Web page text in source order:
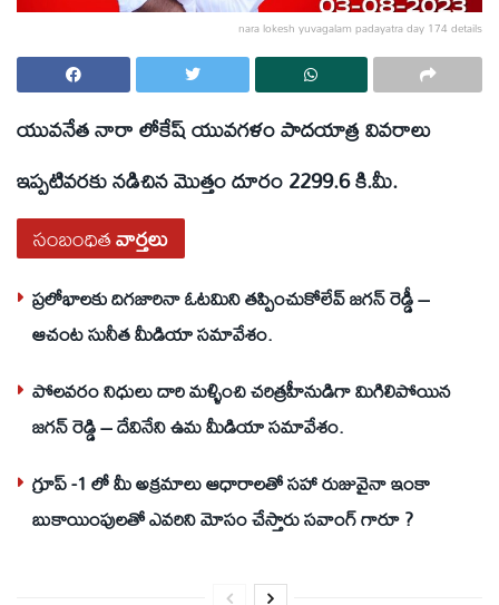
nara lokesh yuvagalam padayatra day 174 details
యువనేత నారా లోకేష్ యువగళం పాదయాత్ర వివరాలు
ఇప్పటివరకు నడిచిన మొత్తం దూరం 2299.6 కి.మీ.
సంబంధితవార్తలు
ప్రలోభాలకు దిగజారినా ఓటమిని తప్పించుకోలేవ్ జగన్ రెడ్డీ –
ఆచంట సునీత మీడియా సమావేశం.
పోలవరం నిధులు దారి మళ్ళించి చరిత్రహీనుడిగా మిగిలిపోయిన
జగన్ రెడ్డి – దేవినేని ఉమ మీడియా సమావేశం.
గ్రూప్ -1 లో మీ అక్రమాలు ఆధారాలతో సహా రుజువైనా ఇంకా
బుకాయింపులతో ఎవరిని మోసం చేస్తారు సవాంగ్ గారూ ?